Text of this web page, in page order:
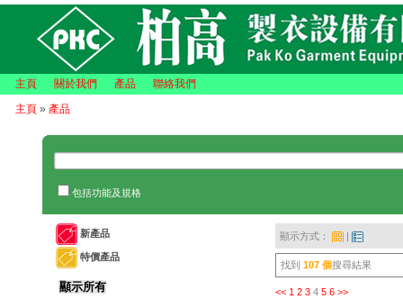
主頁 關於我們 產品
聯絡我們
主頁 » 產品
包括功能及規格
新產品
特價產品
顯示所有
顯示方式： |
找到 107 個搜尋結果
<< 1 2 3 4 5 6 >>